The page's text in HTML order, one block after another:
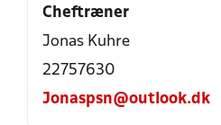
Cheftræner
Jonas Kuhre
22757630
Jonaspsn@outlook.dk